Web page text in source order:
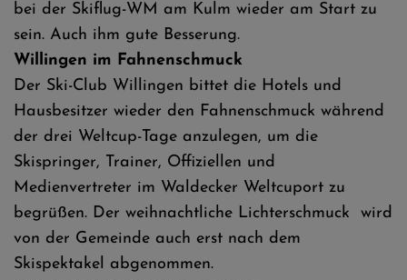
bei der Skiflug-WM am Kulm wieder am Start zu
sein. Auch ihm gute Besserung.
Willingen im Fahnenschmuck
Der Ski-Club Willingen bittet die Hotels und
Hausbesitzer wieder den Fahnenschmuck während
der drei Weltcup-Tage anzulegen, um die
Skispringer, Trainer, Offiziellen und
Medienvertreter im Waldecker Weltcuport zu
begrüßen. Der weihnachtliche Lichterschmuck wird
von der Gemeinde auch erst nach dem
Skispektakel abgenommen.